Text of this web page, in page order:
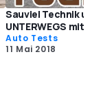
Sauviel Technik
UNTERWEGS mit
Auto Tests
11 Mai 2018